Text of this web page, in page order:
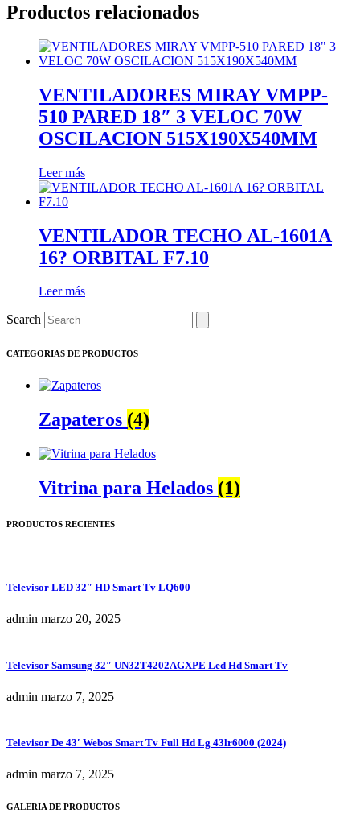
Productos relacionados
VENTILADORES MIRAY VMPP-
510 PARED 18″ 3 VELOC 70W
OSCILACION 515X190X540MM
Leer más
VENTILADOR TECHO AL-1601A
16? ORBITAL F7.10
Leer más
Search
CATEGORIAS DE PRODUCTOS
Zapateros (4)
Vitrina para Helados (1)
PRODUCTOS RECIENTES
Televisor LED 32″ HD Smart Tv LQ600
admin marzo 20, 2025
Televisor Samsung 32″ UN32T4202AGXPE Led Hd Smart Tv
admin marzo 7, 2025
Televisor De 43′ Webos Smart Tv Full Hd Lg 43lr6000 (2024)
admin marzo 7, 2025
GALERIA DE PRODUCTOS